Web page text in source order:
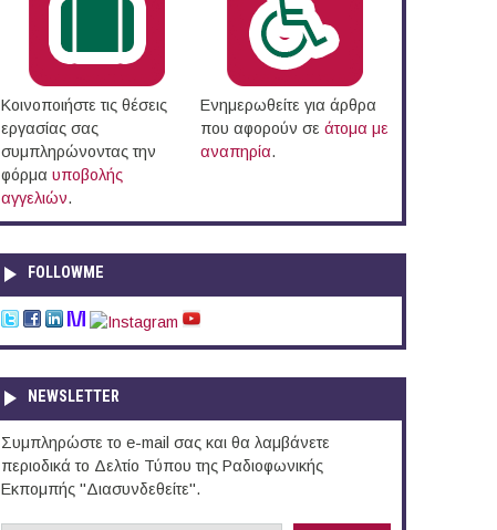
Κοινοποιήστε τις θέσεις
εργασίας σας
συμπληρώνοντας την
φόρμα υποβολής
αγγελιών.
Ενημερωθείτε για άρθρα
που αφορούν σε άτομα με
αναπηρία.
FOLLOWME
NEWSLETTER
Συμπληρώστε το e-mail σας και θα λαμβάνετε
περιοδικά το Δελτίο Τύπου της Ραδιοφωνικής
Εκπομπής "Διασυνδεθείτε".